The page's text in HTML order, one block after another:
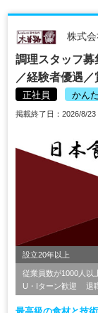
株式
調理スタッフ
／経験者優遇
正社員 かん
掲載終了日：2026/8/23
設立20年以上
従業員数が1000人以
U・Iターン歓迎
退